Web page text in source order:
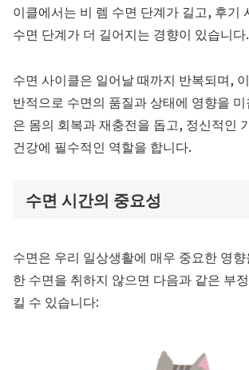
이클에서는 비 렘 수면 단계가 길고, 후기
수면 단계가 더 길어지는 경향이 있습니다.
수면 사이클은 일어날 때까지 반복되며,
반적으로 수면의 품질과 상태에 영향을
은 몸의 회복과 재충전을 돕고, 정신적인
건강에 필수적인 역할을 합니다.
수면 시간의 중요성
수면은 우리 일상생활에 매우 중요한 영
한 수면을 취하지 않으면 다음과 같은 부
킬 수 있습니다: